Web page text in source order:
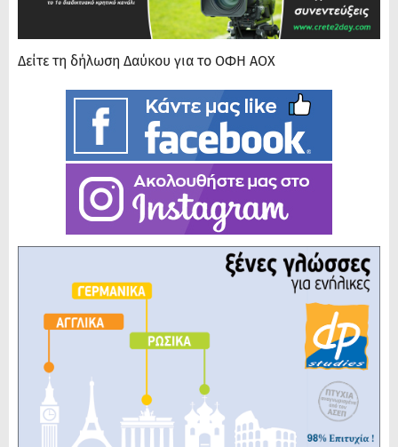
Δείτε τη δήλωση Δαύκου για το ΟΦΗ ΑΟΧ